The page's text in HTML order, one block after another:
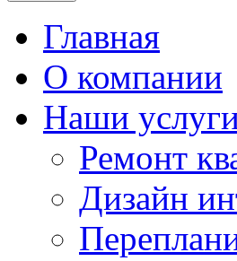
Главная
О компании
Наши
Ремонт
Дизайн